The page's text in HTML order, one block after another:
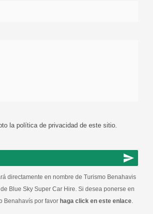
la política de privacidad de este sitio.
directamente en nombre de Turismo Benahavis
Blue Sky Super Car Hire. Si desea ponerse en
Benahavís por favor haga click en este enlace